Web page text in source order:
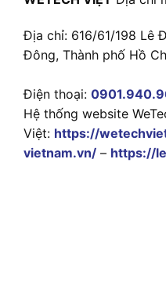
Địa chỉ: 616/61/198 Lê
Đông, Thành phố Hồ
Điện thoại:
Hệ thống website
Việt: https://
vietnam.vn/ – https://